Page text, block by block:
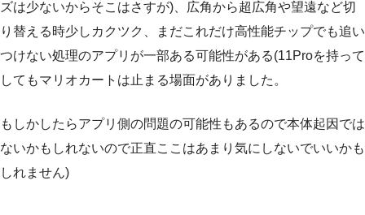
ズは少ないからそこはさすが)、広角から超広角や望遠など切
り替える時少しカクツク、まだこれだけ高性能チップでも追い
つけない処理のアプリが一部ある可能性がある(11Proを持って
してもマリオカートは止まる場面がありました。
もしかしたらアプリ側の問題の可能性もあるので本体起因では
ないかもしれないので正直ここはあまり気にしないでいいかも
しれません)